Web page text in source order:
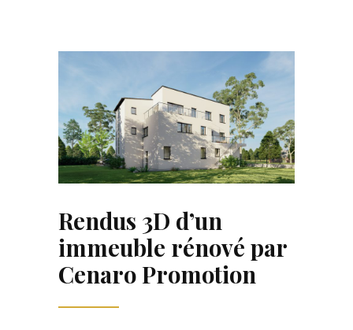
Rendus 3D d’un
immeuble rénové par
Cenaro Promotion